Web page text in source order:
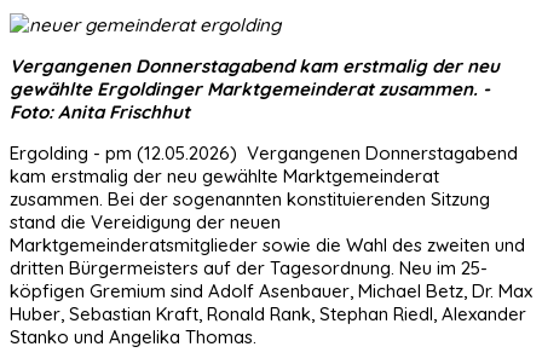
Vergangenen Donnerstagabend kam erstmalig der neu
gewählte Ergoldinger Marktgemeinderat zusammen. -
Foto: Anita Frischhut
Ergolding - pm (12.05.2026) Vergangenen Donnerstagabend
kam erstmalig der neu gewählte Marktgemeinderat
zusammen. Bei der sogenannten konstituierenden Sitzung
stand die Vereidigung der neuen
Marktgemeinderatsmitglieder sowie die Wahl des zweiten und
dritten Bürgermeisters auf der Tagesordnung. Neu im 25-
köpfigen Gremium sind Adolf Asenbauer, Michael Betz, Dr. Max
Huber, Sebastian Kraft, Ronald Rank, Stephan Riedl, Alexander
Stanko und Angelika Thomas.